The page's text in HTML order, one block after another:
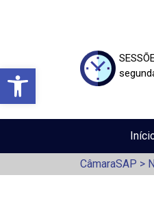
Barra de
CâmaraSAP >